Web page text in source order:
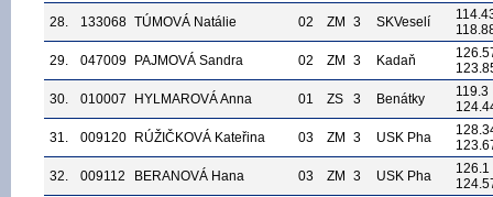
28.
133068 TÚMOVÁ Natálie 02 ZM 3 SKVeselí
29.
047009 PAJMOVÁ Sandra 02 ZM 3 Kadaň
30.
010007 HYLMAROVÁ Anna 01 ZS 3 Benátky
119.3
31.
009120 RÚŽIČKOVÁ Kateřina 03 ZM 3 USK Pha
32.
009112 BERANOVÁ Hana 03 ZM 3 USK Pha
126.1